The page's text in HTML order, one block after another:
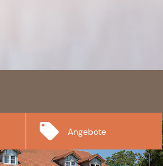
Angebote